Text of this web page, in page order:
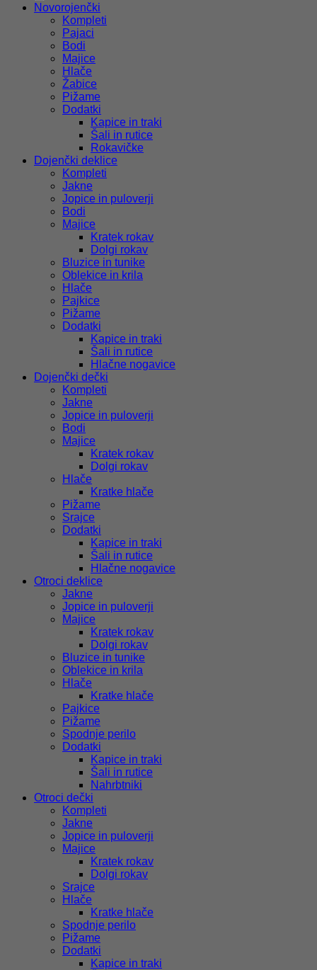
Novorojenčki
Kompleti
Pajaci
Bodi
Majice
Hlače
Žabice
Pižame
Dodatki
Kapice in traki
Šali in rutice
Rokavičke
Dojenčki deklice
Kompleti
Jakne
Jopice in puloverji
Bodi
Majice
Kratek rokav
Dolgi rokav
Bluzice in tunike
Oblekice in krila
Hlače
Pajkice
Pižame
Dodatki
Kapice in traki
Šali in rutice
Hlačne nogavice
Dojenčki dečki
Kompleti
Jakne
Jopice in puloverji
Bodi
Majice
Kratek rokav
Dolgi rokav
Hlače
Kratke hlače
Pižame
Srajce
Dodatki
Kapice in traki
Šali in rutice
Hlačne nogavice
Otroci deklice
Jakne
Jopice in puloverji
Majice
Kratek rokav
Dolgi rokav
Bluzice in tunike
Oblekice in krila
Hlače
Kratke hlače
Pajkice
Pižame
Spodnje perilo
Dodatki
Kapice in traki
Šali in rutice
Nahrbtniki
Otroci dečki
Kompleti
Jakne
Jopice in puloverji
Majice
Kratek rokav
Dolgi rokav
Srajce
Hlače
Kratke hlače
Spodnje perilo
Pižame
Dodatki
Kapice in traki